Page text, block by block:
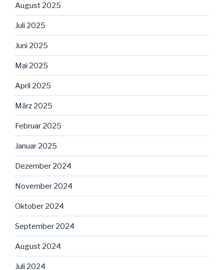
August 2025
Juli 2025
Juni 2025
Mai 2025
April 2025
März 2025
Februar 2025
Januar 2025
Dezember 2024
November 2024
Oktober 2024
September 2024
August 2024
Juli 2024